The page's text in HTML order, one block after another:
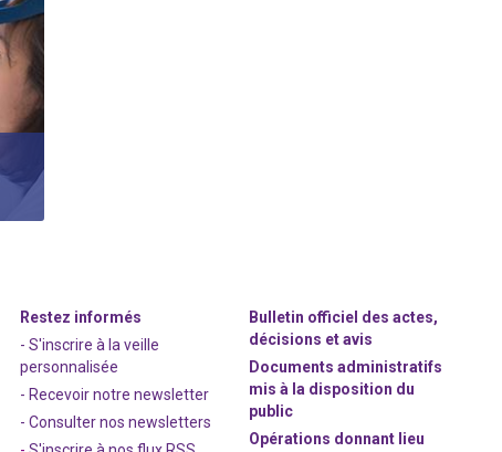
Restez informés
- S'inscrire à la veille
personnalisée
- Recevoir notre newsletter
- Consulter nos newsletters
Bulletin officiel des actes,
décisions et avis
Documents administratifs
mis à la disposition du
public
Opérations donnant lieu